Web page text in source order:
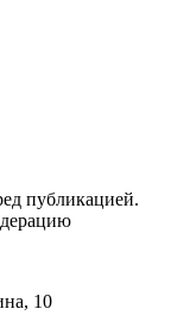
публикацией.
10